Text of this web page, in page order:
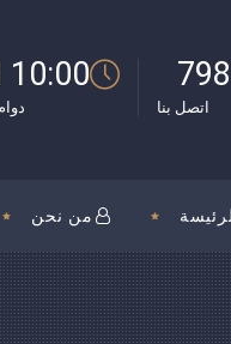
10:00 AM - 7:00 PM
اتصل بنا
من نحن